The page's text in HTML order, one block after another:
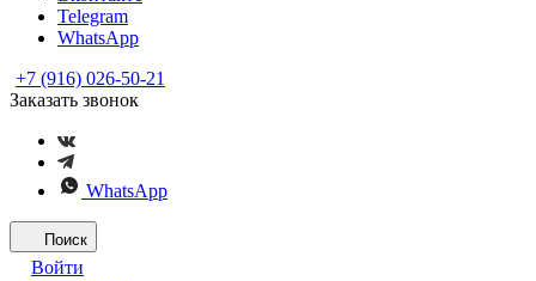
Telegram
WhatsApp
+7 (916) 026-50-21
Заказать звонок
WhatsApp
Поиск
Войти